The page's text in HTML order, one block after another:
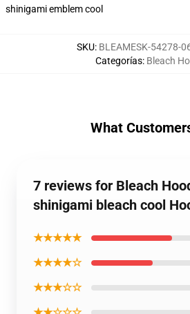
shinigami emblem cool
SKU: BLEAMESK-54278-
Categorías: Bleach
What
7 reviews for Bleach
shinigami bleach cool
★★★★★
★★★★☆
★★★☆☆